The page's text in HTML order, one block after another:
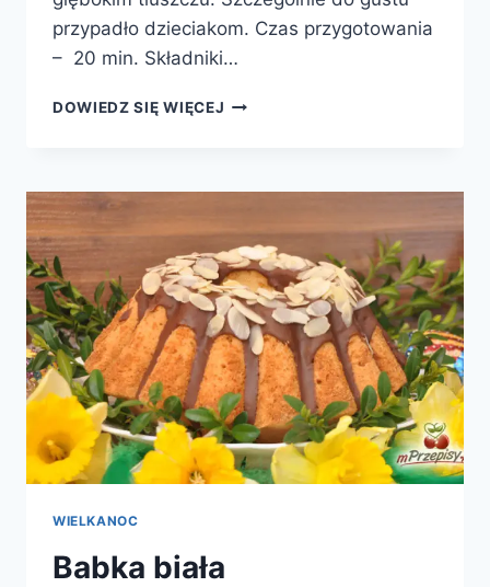
przypadło dzieciakom. Czas przygotowania
– 20 min. Składniki…
DOWIEDZ SIĘ WIĘCEJ CHURROS
WIELKANOC
Babka biała